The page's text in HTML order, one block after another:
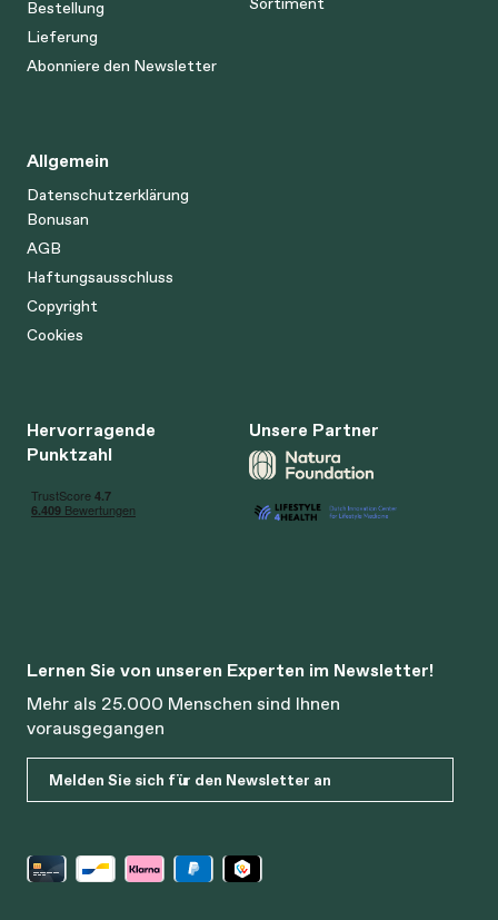
Bestellung
Lieferung
Abonniere den Newsletter
Allgemein
Datenschutzerklärung
Bonusan
AGB
Haftungsausschluss
Copyright
Cookies
Hervorragende
Punktzahl
Unsere Partner
Lernen Sie von unseren Experten im Newsletter!
Mehr als 25.000 Menschen sind Ihnen
vorausgegangen
Melden Sie sich für den Newsletter an